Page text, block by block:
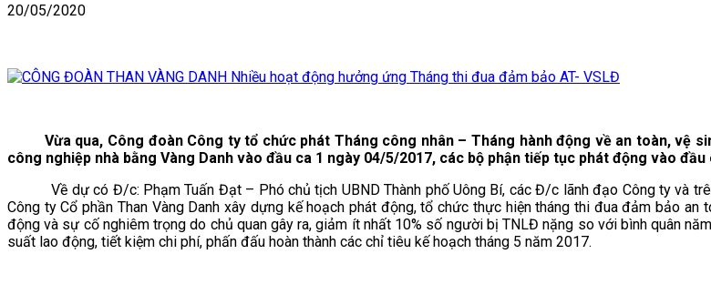
20/05/2020
Vừa qua, Công đoàn Công ty tổ chức phát Tháng công nhân – Tháng hành động về an toàn, vệ
công nghiệp nhà bằng Vàng Danh vào đầu ca 1 ngày 04/5/2017, các bộ phận tiếp tục phát động vào
Về dự có Đ/c: Phạm Tuấn Đạt – Phó chủ tịch UBND Thành phố Uông Bí, các Đ/c lãnh đạo Công ty và
Công ty Cổ phần Than Vàng Danh xây dựng kế hoạch phát động, tổ chức thực hiện tháng thi đua đảm bảo
động và sự cố nghiêm trọng do chủ quan gây ra, giảm ít nhất 10% số người bị TNLĐ nặng so với bình quân
suất lao động, tiết kiệm chi phí, phấn đấu hoàn thành các chỉ tiêu kế hoạch tháng 5 năm 2017.